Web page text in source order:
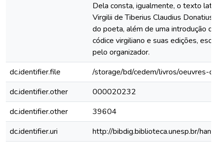
Dela consta, igualmente, o texto
Virgilii de Tiberius Claudius Donatius
do poeta, além de uma introdução
códice virgiliano e suas edições,
pelo organizador.
dc.identifier.file
/storage/bd/cedem/livros/oeuvres-
dc.identifier.other
000020232
dc.identifier.other
39604
dc.identifier.uri
http://bibdig.biblioteca.unesp.br/